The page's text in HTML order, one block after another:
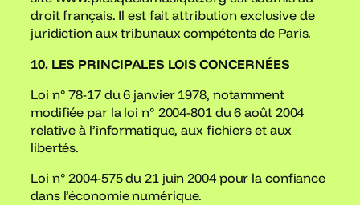
droit français. Il est fait attribution exclusive de
juridiction aux tribunaux compétents de Paris.
10. LES PRINCIPALES LOIS CONCERNÉES
Loi n° 78-17 du 6 janvier 1978, notamment
modifiée par la loi n° 2004-801 du 6 août 2004
relative à l’informatique, aux fichiers et aux
libertés.
Loi n° 2004-575 du 21 juin 2004 pour la confiance
dans l’économie numérique.